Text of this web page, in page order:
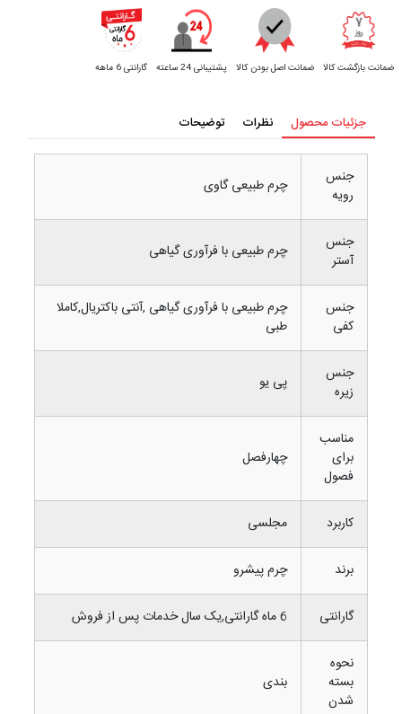
ضمانت بازگشت کالا ضمانت اصل بودن کالا پشتیبانی 24 ساعته گارانتی 6 ماهه
جزئیات محصول نظرات توضیحات
جنس
رویه
چرم طبیعی گاوی
جنس
آستر
چرم طبیعی با فرآوری گیاهی
جنس
کفی
چرم طبیعی با فرآوری گیاهی ,آنتی باکتریال,کاملا
طبی
جنس
زیره
پی یو
مناسب
برای
فصول
چهارفصل
کاربرد مجلسی
برند چرم پیشرو
گارانتی 6 ماه گارانتی,یک سال خدمات پس از فروش
نحوه
بسته
شدن
بندی